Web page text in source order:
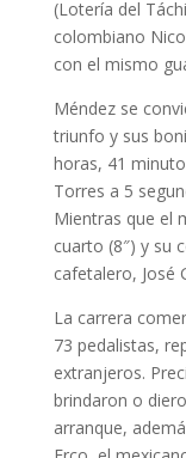
(Lotería del
colombiano
con el mismo
Méndez se
triunfo y sus
horas, 41
Torres a 5
Mientras que el
cuarto (8″) y su
cafetalero, José
La carrera
73 pedalistas,
extranjeros.
brindaron o
arranque,